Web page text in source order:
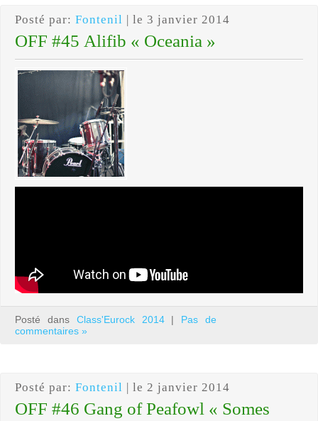
Posté par: Fontenil | le 3 janvier 2014
OFF #45 Alifib « Oceania »
Posté dans Class'Eurock 2014| Pas de
commentaires »
Posté par: Fontenil | le 2 janvier 2014
OFF #46 Gang of Peafowl « Somes